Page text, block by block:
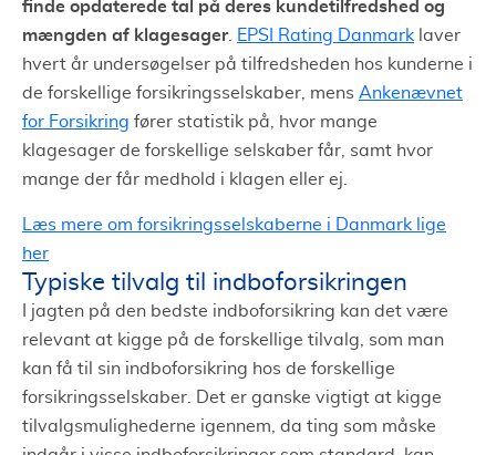
finde opdaterede tal på deres kundetilfredshed og
mængden af klagesager. EPSI Rating Danmark laver
hvert år undersøgelser på tilfredsheden hos kunderne i
de forskellige forsikringsselskaber, mens Ankenævnet
for Forsikring fører statistik på, hvor mange
klagesager de forskellige selskaber får, samt hvor
mange der får medhold i klagen eller ej.
Læs mere om forsikringsselskaberne i Danmark lige
her
Typiske tilvalg til indboforsikringen
I jagten på den bedste indboforsikring kan det være
relevant at kigge på de forskellige tilvalg, som man
kan få til sin indboforsikring hos de forskellige
forsikringsselskaber. Det er ganske vigtigt at kigge
tilvalgsmulighederne igennem, da ting som måske